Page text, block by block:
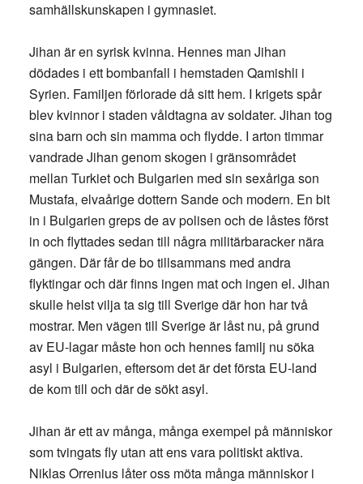
samhällskunskapen i gymnasiet.
Jihan är en syrisk kvinna. Hennes man Jihan
dödades i ett bombanfall i hemstaden Qamishli i
Syrien. Familjen förlorade då sitt hem. I krigets spår
blev kvinnor i staden våldtagna av soldater. Jihan tog
sina barn och sin mamma och flydde. I arton timmar
vandrade Jihan genom skogen i gränsområdet
mellan Turkiet och Bulgarien med sin sexåriga son
Mustafa, elvaårige dottern Sande och modern. En bit
in i Bulgarien greps de av polisen och de låstes först
in och flyttades sedan till några militärbaracker nära
gängen. Där får de bo tillsammans med andra
flyktingar och där finns ingen mat och ingen el. Jihan
skulle helst vilja ta sig till Sverige där hon har två
mostrar. Men vägen till Sverige är låst nu, på grund
av EU-lagar måste hon och hennes familj nu söka
asyl i Bulgarien, eftersom det är det första EU-land
de kom till och där de sökt asyl.
Jihan är ett av många, många exempel på människor
som tvingats fly utan att ens vara politiskt aktiva.
Niklas Orrenius låter oss möta många människor i